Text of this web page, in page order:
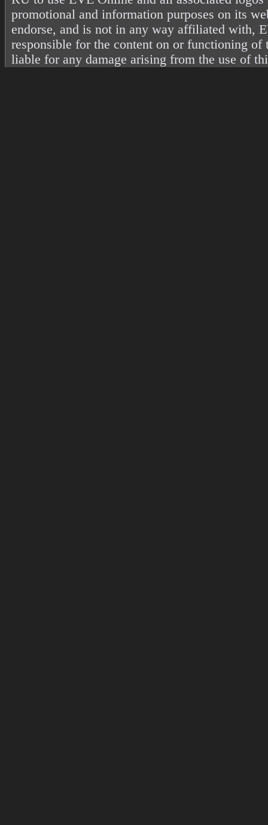
promotional and information purposes on its
endorse, and is not in any way affiliated with,
responsible for the content on or functioning of
liable for any damage arising from the use of